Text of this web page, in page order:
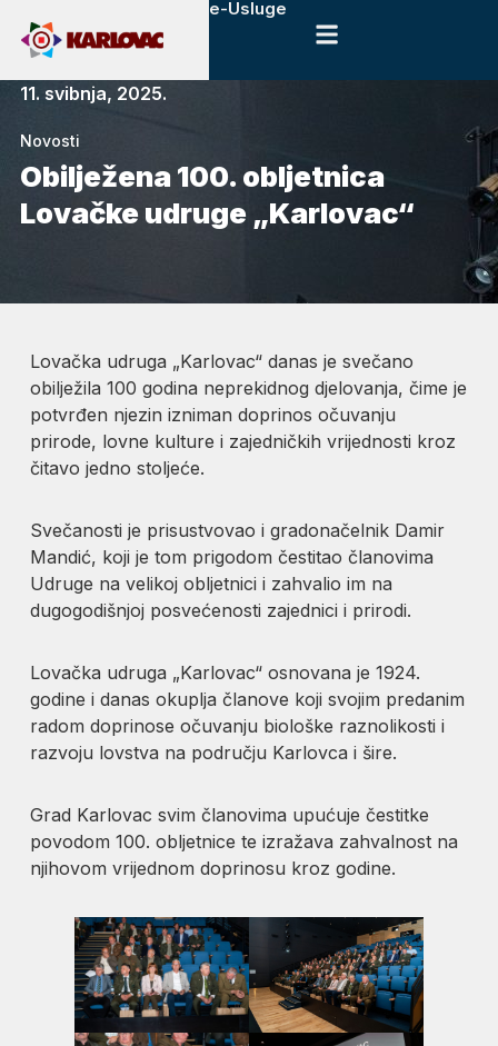
e-Usluge
11. svibnja, 2025.
Novosti
Obilježena 100. obljetnica
Lovačke udruge „Karlovac“
Lovačka udruga „Karlovac“ danas je svečano
obilježila 100 godina neprekidnog djelovanja, čime je
potvrđen njezin izniman doprinos očuvanju
prirode, lovne kulture i zajedničkih vrijednosti kroz
čitavo jedno stoljeće.
Svečanosti je prisustvovao i gradonačelnik Damir
Mandić, koji je tom prigodom čestitao članovima
Udruge na velikoj obljetnici i zahvalio im na
dugogodišnjoj posvećenosti zajednici i prirodi.
Lovačka udruga „Karlovac“ osnovana je 1924.
godine i danas okuplja članove koji svojim predanim
radom doprinose očuvanju biološke raznolikosti i
razvoju lovstva na području Karlovca i šire.
Grad Karlovac svim članovima upućuje čestitke
povodom 100. obljetnice te izražava zahvalnost na
njihovom vrijednom doprinosu kroz godine.